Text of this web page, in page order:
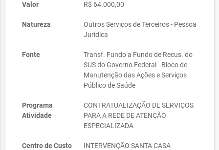
Valor R$ 64.000,00
Natureza
Outros Serviços de Terceiros - Pessoa
Jurídica
Fonte
Transf. Fundo a Fundo de Recus. do
SUS do Governo Federal - Bloco de
Manutenção das Ações e Serviços
Público de Saúde
Programa
Atividade
CONTRATUALIZAÇÃO DE SERVIÇOS
PARA A REDE DE ATENÇÃO
ESPECIALIZADA
Centro de Custo INTERVENÇÃO SANTA CASA